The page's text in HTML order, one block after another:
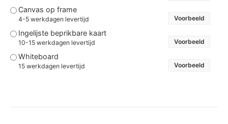
Canvas op frame
4-5 werkdagen levertijd Voorbeeld
Ingelijste beprikbare kaart
10-15 werkdagen levertijd Voorbeeld
Whiteboard
15 werkdagen levertijd Voorbeeld